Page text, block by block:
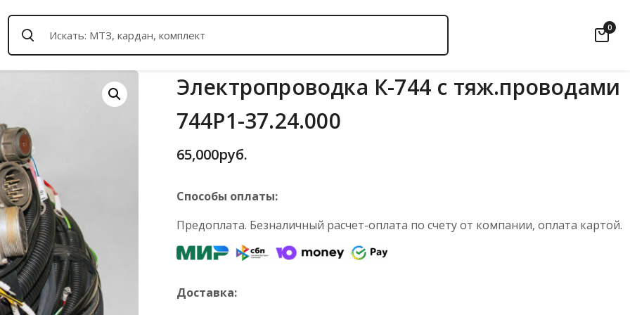
0
Электропроводка К-744 с тяж.проводами
744Р1-37.24.000
65,000руб.
Способы оплаты:
Предоплата. Безналичный расчет-оплата по счету от компании, оплата картой.
Доставка: